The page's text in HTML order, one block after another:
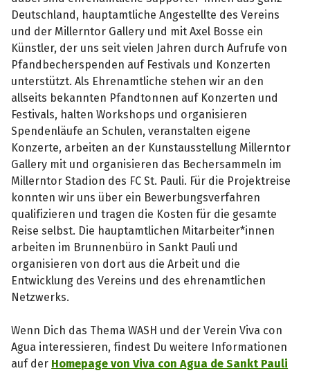
Deutschland, hauptamtliche Angestellte des Vereins
und der Millerntor Gallery und mit Axel Bosse ein
Künstler, der uns seit vielen Jahren durch Aufrufe von
Pfandbecherspenden auf Festivals und Konzerten
unterstützt. Als Ehrenamtliche stehen wir an den
allseits bekannten Pfandtonnen auf Konzerten und
Festivals, halten Workshops und organisieren
Spendenläufe an Schulen, veranstalten eigene
Konzerte, arbeiten an der Kunstausstellung Millerntor
Gallery mit und organisieren das Bechersammeln im
Millerntor Stadion des FC St. Pauli. Für die Projektreise
konnten wir uns über ein Bewerbungsverfahren
qualifizieren und tragen die Kosten für die gesamte
Reise selbst. Die hauptamtlichen Mitarbeiter*innen
arbeiten im Brunnenbüro in Sankt Pauli und
organisieren von dort aus die Arbeit und die
Entwicklung des Vereins und des ehrenamtlichen
Netzwerks.
Wenn Dich das Thema WASH und der Verein Viva con
Agua interessieren, findest Du weitere Informationen
auf der Homepage von Viva con Agua de Sankt Pauli